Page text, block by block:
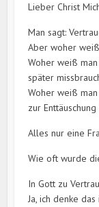
Lieber Christ
Man sagt:
Aber woher
Woher weiß
später
Woher weiß
zur
Alles nur eine
Wie oft wurde
In Gott zu
Ja, ich denke